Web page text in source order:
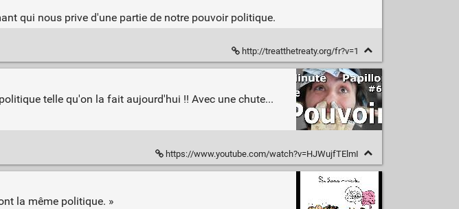
qui nous prive d'une partie de notre pouvoir politique.
http://treatthetreaty.org/fr?v=1
telle qu'on la fait aujourd'hui !! Avec une chute...
https://www.youtube.com/watch?v=HJWujfTElmI
la même politique. »